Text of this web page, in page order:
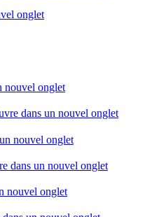
onglet
nouvel onglet
dans un nouvel onglet
nouvel onglet
dans un nouvel onglet
nouvel onglet